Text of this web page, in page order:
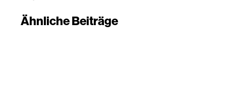
Ähnliche Beiträge